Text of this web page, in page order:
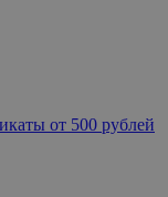
от 500 рублей